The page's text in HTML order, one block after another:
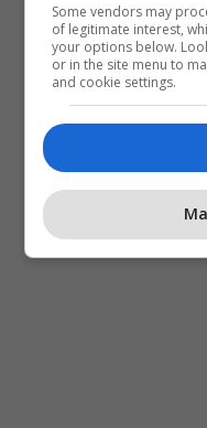
Some vendors may
of legitimate interest,
your options below.
or in the site menu to
and cookie settings.